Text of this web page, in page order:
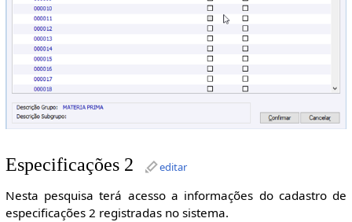
Especificações 2 editar
Nesta pesquisa terá acesso a informações do cadastro de
especificações 2 registradas no sistema.